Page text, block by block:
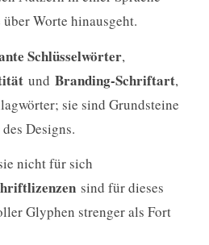
Worte hinausgeht.
Schlüsselwörter,
und Branding-Schriftart,
sie sind Grundsteine
Designs.
nicht für sich
sind für dieses
Glyphen strenger als Fort